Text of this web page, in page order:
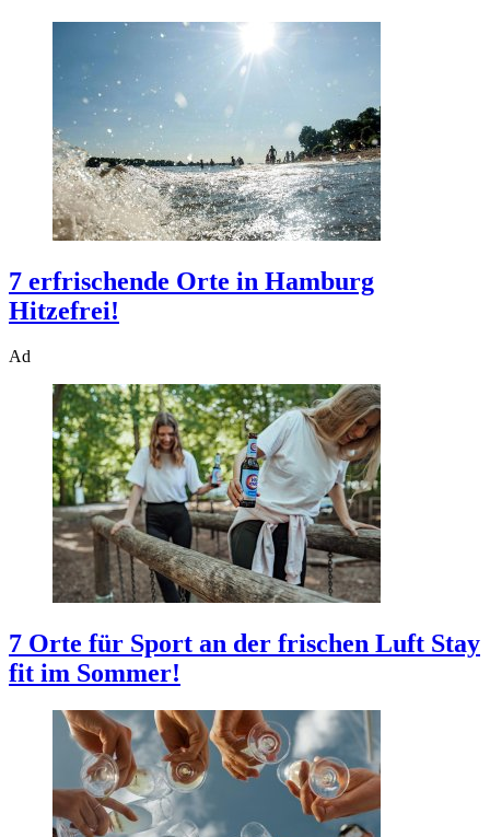
7 erfrischende Orte in Hamburg
Hitzefrei!
Ad
7 Orte für Sport an der frischen Luft Stay
fit im Sommer!